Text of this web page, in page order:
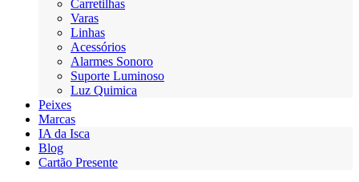
Carretilhas
Varas
Linhas
Acessórios
Alarmes Sonoro
Suporte Luminoso
Luz Quimica
Peixes
Marcas
IA da Isca
Blog
Cartão Presente